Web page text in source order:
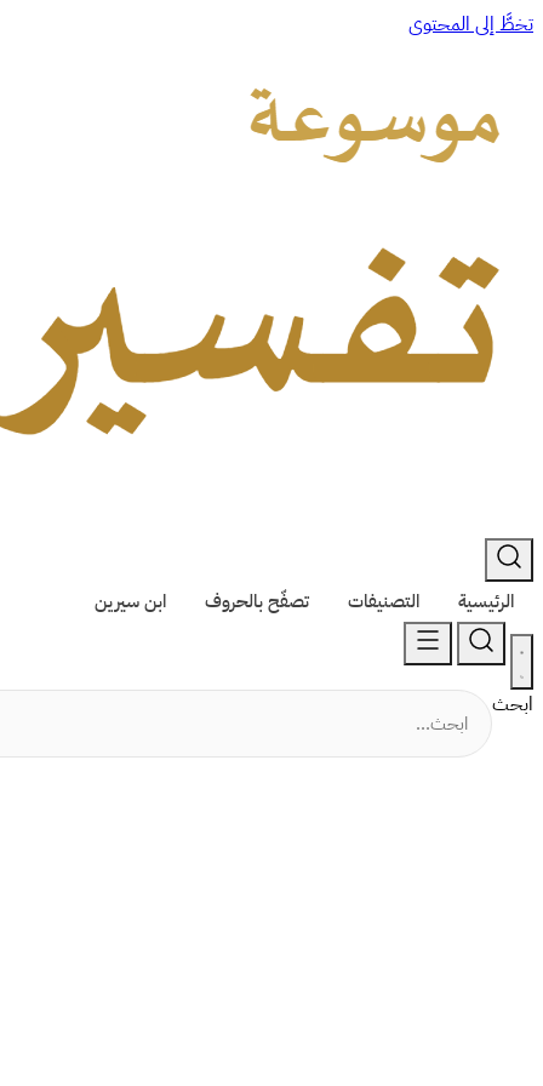
تخطَّ إلى المحتوى
الرئيسية التصنيفات تصفّح بالحروف ابن سيرين
ابحث